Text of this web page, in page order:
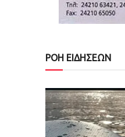
ΡΟΗ ΕΙΔΗΣΕΩΝ